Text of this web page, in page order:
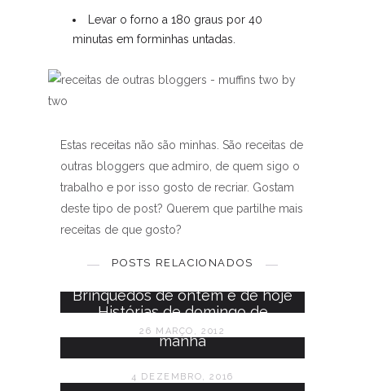
Levar o forno a 180 graus por 40
minutas em forminhas untadas.
Estas receitas não são minhas. São receitas de
outras bloggers que admiro, de quem sigo o
trabalho e por isso gosto de recriar. Gostam
deste tipo de post? Querem que partilhe mais
receitas de que gosto?
POSTS RELACIONADOS
Vamos falar de moda # calças
Brinquedos de ontem e de hoje
26 MARÇO, 2012
Histórias de domingo de
manhã
4 DEZEMBRO, 2016